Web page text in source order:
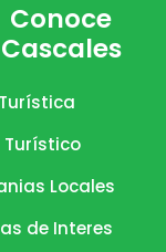
Conoce
Cascales
Turístico
Locales
de Interes